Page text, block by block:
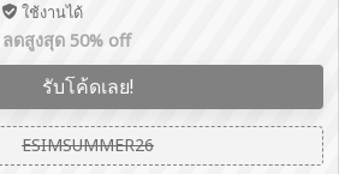
ใช้งานได้
ลดสูงสุด 50% off
รับโค้ดเลย!
ESIMSUMMER26